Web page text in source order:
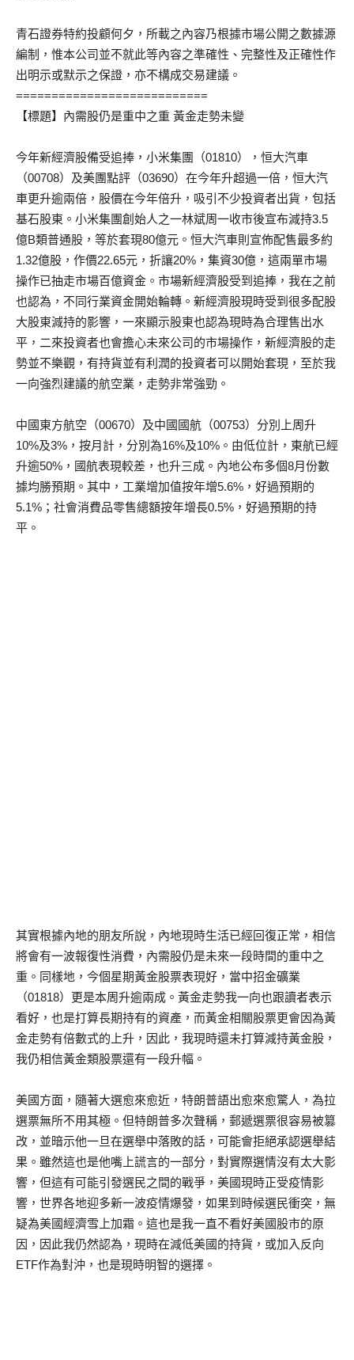
青石證券特約投顧何夕，所載之內容乃根據市場公開之數據源
編制，惟本公司並不就此等內容之準確性、完整性及正確性作
出明示或默示之保證，亦不構成交易建議。
===========================
【標題】內需股仍是重中之重 黃金走勢未變
今年新經濟股備受追捧，小米集團（01810），恒大汽車
（00708）及美團點評（03690）在今年升超過一倍，恒大汽
車更升逾兩倍，股價在今年倍升，吸引不少投資者出貨，包括
基石股東。小米集團創始人之一林斌周一收市後宣布減持3.5
億B類普通股，等於套現80億元。恒大汽車則宣佈配售最多約
1.32億股，作價22.65元，折讓20%，集資30億，這兩單市場
操作已抽走市場百億資金。市場新經濟股受到追捧，我在之前
也認為，不同行業資金開始輪轉。新經濟股現時受到很多配股
大股東減持的影響，一來顯示股東也認為現時為合理售出水
平，二來投資者也會擔心未來公司的市場操作，新經濟股的走
勢並不樂觀，有持貨並有利潤的投資者可以開始套現，至於我
一向強烈建議的航空業，走勢非常強勁。
中國東方航空（00670）及中國國航（00753）分別上周升
10%及3%，按月計，分別為16%及10%。由低位計，東航已經
升逾50%，國航表現較差，也升三成。內地公布多個8月份數
據均勝預期。其中，工業增加值按年增5.6%，好過預期的
5.1%；社會消費品零售總額按年增長0.5%，好過預期的持
平。
其實根據內地的朋友所說，內地現時生活已經回復正常，相信
將會有一波報復性消費，內需股仍是未來一段時間的重中之
重。同樣地，今個星期黃金股票表現好，當中招金礦業
（01818）更是本周升逾兩成。黃金走勢我一向也跟讀者表示
看好，也是打算長期持有的資產，而黃金相關股票更會因為黃
金走勢有倍數式的上升，因此，我現時還未打算減持黃金股，
我仍相信黃金類股票還有一段升幅。
美國方面，隨著大選愈來愈近，特朗普語出愈來愈驚人，為拉
選票無所不用其極。但特朗普多次聲稱，郵遞選票很容易被篡
改，並暗示他一旦在選舉中落敗的話，可能會拒絕承認選舉結
果。雖然這也是他嘴上謊言的一部分，對實際選情沒有太大影
響，但這有可能引發選民之間的戰爭，美國現時正受疫情影
響，世界各地迎多新一波疫情爆發，如果到時候選民衝突，無
疑為美國經濟雪上加霜。這也是我一直不看好美國股市的原
因，因此我仍然認為，現時在減低美國的持貨，或加入反向
ETF作為對沖，也是現時明智的選擇。